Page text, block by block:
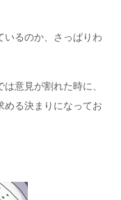
いるのか、さっぱりわ
意見が割れた時に、
める決まりになってお